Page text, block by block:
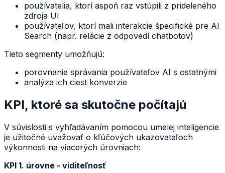
používatelia, ktorí aspoň raz vstúpili z prideleného
zdroja UI
používateľov, ktorí mali interakcie špecifické pre AI
Search (napr. relácie z odpovedí chatbotov)
Tieto segmenty umožňujú:
porovnanie správania používateľov AI s ostatnými
analýza ich ciest konverzie
KPI, ktoré sa skutočne počítajú
V súvislosti s vyhľadávaním pomocou umelej inteligencie
je užitočné uvažovať o kľúčových ukazovateľoch
výkonnosti na viacerých úrovniach:
KPI 1. úrovne - viditeľnosť